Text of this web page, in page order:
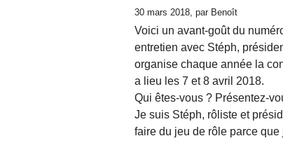
30 mars 2018 , par Benoît
Voici un avant-goût du
entretien avec Stéph,
organise chaque année la
a lieu les 7 et 8 avril 2018.
Qui êtes-vous ? Présentez-
Je suis Stéph, rôliste et
faire du jeu de rôle parce